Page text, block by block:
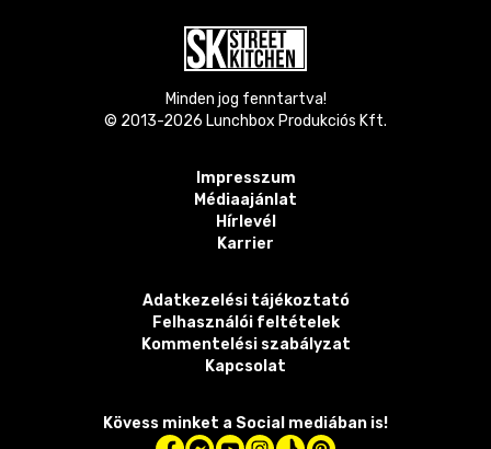
Minden jog fenntartva!
© 2013-2026 Lunchbox Produkciós Kft.
Impresszum
Médiaajánlat
Hírlevél
Karrier
Adatkezelési tájékoztató
Felhasználói feltételek
Kommentelési szabályzat
Kapcsolat
Kövess minket a Social mediában is!